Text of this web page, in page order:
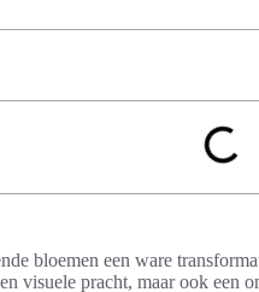
bloemen een ware
visuele pracht, maar ook een